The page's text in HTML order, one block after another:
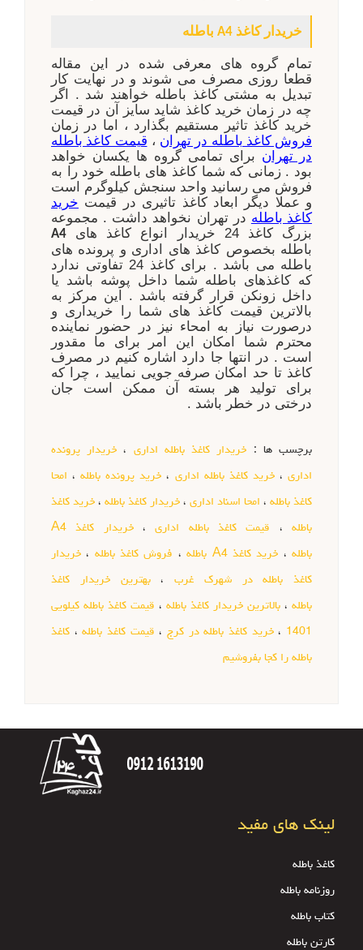
خریدار کاغذ A4 باطله
تمام گروه های معرفی شده در این مقاله
قطعا روزی مصرف می شوند و در نهایت کار
تبدیل به مشتی کاغذ باطله خواهند شد . اگر
چه در زمان خرید کاغذ شاید سایز آن در قیمت
خرید کاغذ تاثیر مستقیم بگذارد ، اما در زمان
فروش کاغذ باطله در تهران ، قیمت کاغذ باطله
در تهران برای تمامی گروه ها یکسان خواهد
بود . زمانی که شما کاغذ های باطله خود را به
فروش می رسانید واحد سنجش کیلوگرم است
و عملا دیگر ابعاد کاغذ تاثیری در قیمت خرید
کاغذ باطله در تهران نخواهد داشت . مجموعه
بزرگ کاغذ 24 خریدار انواع کاغذ های
A4
باطله بخصوص کاغذ های اداری و پرونده های
باطله می باشد . برای کاغذ 24 تفاوتی ندارد
که کاغذهای باطله شما داخل پوشه باشد یا
داخل زونکن قرار گرفته باشد . این مرکز به
بالاترین قیمت کاغذ های شما را خریداری و
درصورت نیاز به امحاء نیز در حضور نماینده
محترم شما امکان این امر برای ما مقدور
است . در انتها جا دارد اشاره کنیم در مصرف
کاغذ تا حد امکان صرفه جویی نمایید ، چرا که
برای تولید هر بسته آن ممکن است جان
درختی در خطر باشد .
برچسب ها : خریدار کاغذ باطله اداری ، خریدار پرونده
اداری،خرید کاغذ باطله اداری ، خرید پرونده باطله، امحا
کاغذ باطله ، امحا اسناد اداری ، خریدار کاغذ باطله ، خرید کاغذ
باطله، قیمت کاغذ باطله اداری،
خریدار کاغذ A4
باطله، خرید کاغذ A4 باطله ، فروش کاغذ باطله ، خریدار
کاغذ باطله در شهرک غرب ،بهترین خریدار کاغذ
باطله ، بالاترین خریدار کاغذ باطله ، قیمت کاغذ باطله کیلویی
1401 ،خرید کاغذ باطله در کرج، قیمت کاغذ باطله، کاغذ
باطله را کجا بفروشیم
لینک های مفید
کاغذ باطله
روزنامه باطله
کتاب باطله
کارتن باطله